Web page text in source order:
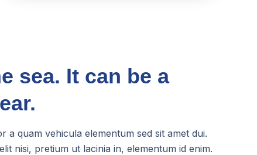
sea. It can be a
quam vehicula elementum sed sit amet dui.
nisi, pretium ut lacinia in, elementum id enim.